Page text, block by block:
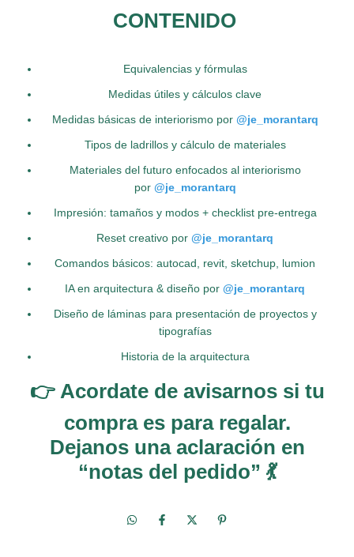
CONTENIDO
Equivalencias y fórmulas
Medidas útiles y cálculos clave
Medidas básicas de interiorismo por @je_morantarq
Tipos de ladrillos y cálculo de materiales
Materiales del futuro enfocados al interiorismo
por @je_morantarq
Impresión: tamaños y modos + checklist pre-entrega
Reset creativo por @je_morantarq
Comandos básicos: autocad, revit, sketchup, lumion
IA en arquitectura & diseño por @je_morantarq
Diseño de láminas para presentación de proyectos y
tipografías
Historia de la arquitectura
👉 Acordate de avisarnos si tu
compra es para regalar.
Dejanos una aclaración en
“notas del pedido” 💃